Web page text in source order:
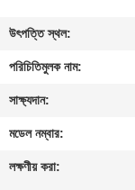
মান
নিয়ন্ত্রণ
যোগাযোগ
করুন
উৎপত্তি স্থল:
পরিচিতিমুলক নাম:
সাক্ষ্যদান:
মডেল নম্বার:
লক্ষণীয় করা: